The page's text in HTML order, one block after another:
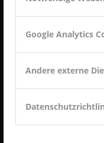
Google Analytics
Andere externe
SEITEN
Datenschutzerklärung
Impressum